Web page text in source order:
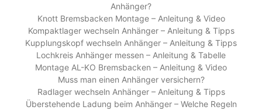
Anhänger?
Knott Bremsbacken Montage – Anleitung & Video
Kompaktlager wechseln Anhänger – Anleitung & Tipps
Kupplungskopf wechseln Anhänger – Anleitung & Tipps
Lochkreis Anhänger messen – Anleitung & Tabelle
Montage AL-KO Bremsbacken – Anleitung & Video
Muss man einen Anhänger versichern?
Radlager wechseln Anhänger – Anleitung & Tipps
Überstehende Ladung beim Anhänger – Welche Regeln